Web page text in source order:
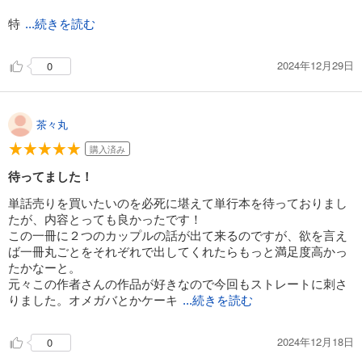
特 ...続きを読む
0 2024年12月29日
茶々丸
購入済み
待ってました！
単話売りを買いたいのを必死に堪えて単行本を待っておりまし
たが、内容とっても良かったです！
この一冊に２つのカップルの話が出て来るのですが、欲を言え
ば一冊丸ごとをそれぞれで出してくれたらもっと満足度高かっ
たかなーと。
元々この作者さんの作品が好きなので今回もストレートに刺さ
りました。オメガバとかケーキ ...続きを読む
0 2024年12月18日